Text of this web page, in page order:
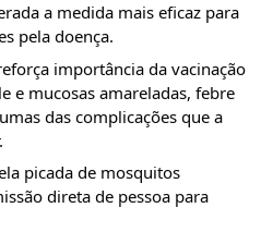
a medida mais eficaz para
pela doença.
importância da vacinação
e mucosas amareladas, febre
das complicações que a
picada de mosquitos
direta de pessoa para